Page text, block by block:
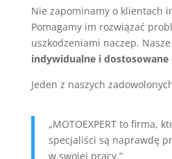
Nie zapominamy o klientach
Pomagamy im rozwiązać
uszkodzeniami naczep.
indywidualne i
Jeden z naszych
„MOTOEXPERT to firma,
specjaliści są naprawdę
w swojej pracy.”